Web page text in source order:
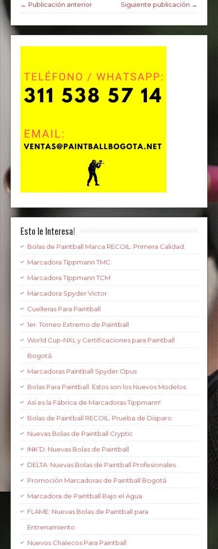
← Publicación anterior Siguiente publicación →
Esto le Interesa!
Bolas de Paintball Marca RECOIL. Primera Calidad.
Marcadora Tippmann TMC
Marcadora Tippmann TCM
Marcadora Spyder Victor
Cuelleras Para Paintball
1er. Torneo Extremo de Paintball
World Cup-NXL y Certificaciones para Paintball
Bogotá.
Marcadoras Paintball Spyder Opus
Bolas Para Paintball. Estos son los Nuevos Modelos.
Así es la Fábrica de Marcadoras Tippmann!
Bolas de Paintball RECOIL. Prueba de Disparo.
Nuevas Bolas de Paintball Cryptic
INK’D: Nuevas Bolas de Paintball
DELTA: Nuevas Bolas de Paintball Profesionales
Promoción Marcadoras de Paintball Bogotá
Marcadora de Paintball Bajo el Agua
FLAME: Nuevas Bolas de Paintball para
Entrenamiento
Nuevos Chalecos Para Paintball